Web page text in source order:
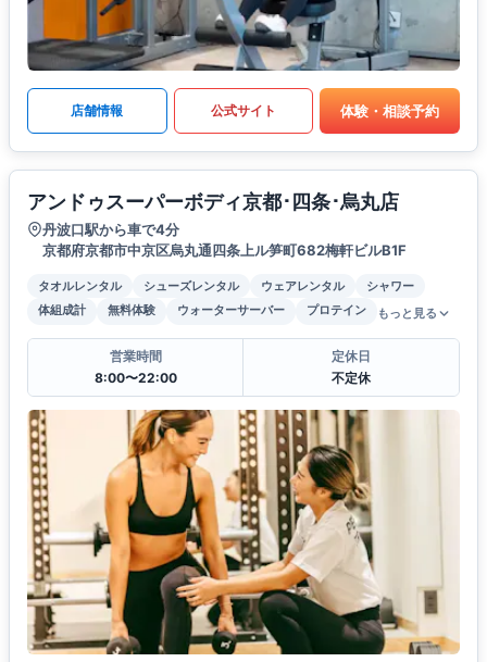
店舗情報 公式サイト 体験・相談予約
アンドゥスーパーボディ京都･四条･烏丸店
丹波口駅から車で4分
京都府京都市中京区烏丸通四条上ル笋町682梅軒ビルB1F
タオルレンタル シューズレンタル ウェアレンタル
シャワー
体組成計
無料体験 ウォーターサーバー プロテイン もっと見る
営業時間
8:00〜22:00
定休日
不定休